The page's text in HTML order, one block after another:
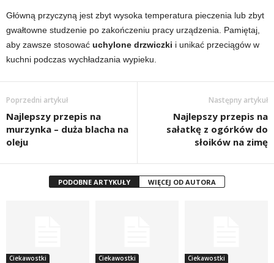
Główną przyczyną jest zbyt wysoka temperatura pieczenia lub zbyt
gwałtowne studzenie po zakończeniu pracy urządzenia. Pamiętaj,
aby zawsze stosować uchylone drzwiczki i unikać przeciągów w
kuchni podczas wychładzania wypieku.
Poprzedni artykuł
Najlepszy przepis na
murzynka – duża blacha na
oleju
Następny artykuł
Najlepszy przepis na
sałatkę z ogórków do
słoików na zimę
PODOBNE ARTYKUŁY WIĘCEJ OD AUTORA
Ciekawostki Ciekawostki Ciekawostki